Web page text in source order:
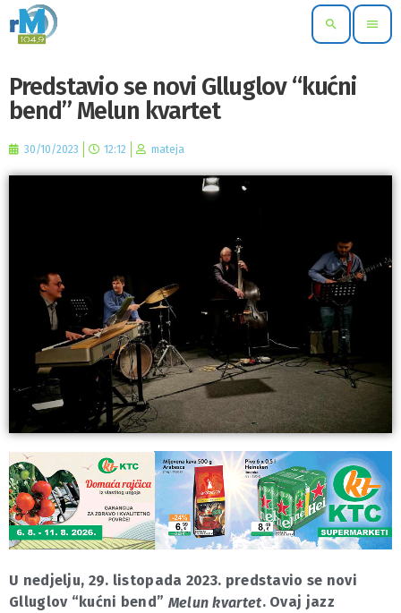
search menu
Predstavio se novi Glluglov “kućni
bend” Melun kvartet
30/10/2023 12:12 mateja
U nedjelju, 29. listopada 2023. predstavio se novi
Glluglov “kućni bend” Melun kvartet. Ovaj jazz